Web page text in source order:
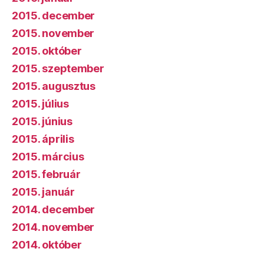
2015. december
2015. november
2015. október
2015. szeptember
2015. augusztus
2015. július
2015. június
2015. április
2015. március
2015. február
2015. január
2014. december
2014. november
2014. október